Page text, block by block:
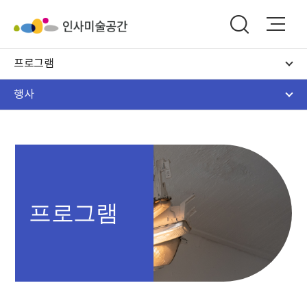
프로그램
행사
프로그램